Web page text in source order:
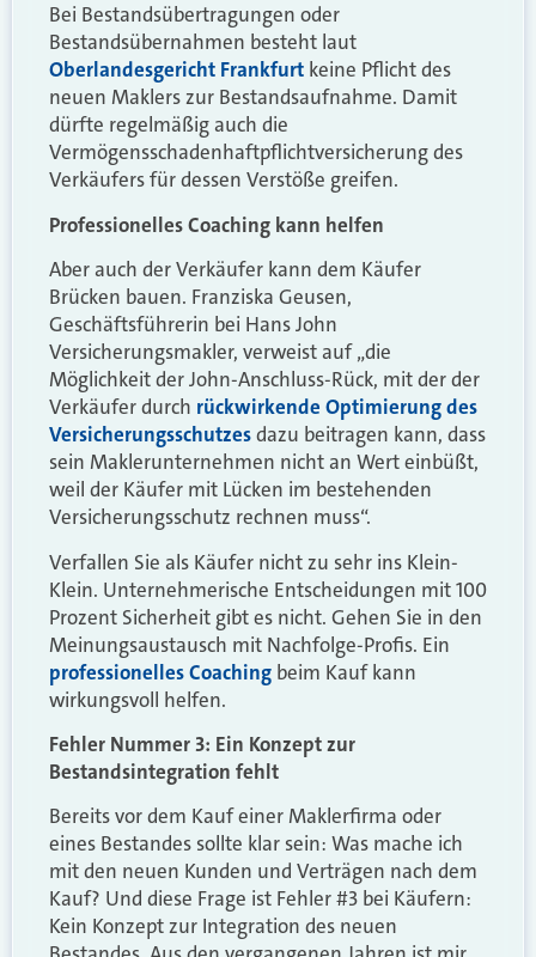
Bei Bestandsübertragungen oder
Bestandsübernahmen besteht laut
Oberlandesgericht Frankfurt keine Pflicht des
neuen Maklers zur Bestandsaufnahme. Damit
dürfte regelmäßig auch die
Vermögensschadenhaftpflichtversicherung des
Verkäufers für dessen Verstöße greifen.
Professionelles Coaching kann helfen
Aber auch der Verkäufer kann dem Käufer
Brücken bauen. Franziska Geusen,
Geschäftsführerin bei Hans John
Versicherungsmakler, verweist auf „die
Möglichkeit der John-Anschluss-Rück, mit der der
Verkäufer durch rückwirkende Optimierung des
Versicherungsschutzesdazu beitragen kann, dass
sein Maklerunternehmen nicht an Wert einbüßt,
weil der Käufer mit Lücken im bestehenden
Versicherungsschutz rechnen muss“.
Verfallen Sie als Käufer nicht zu sehr ins Klein-
Klein. Unternehmerische Entscheidungen mit 100
Prozent Sicherheit gibt es nicht. Gehen Sie in den
Meinungsaustausch mit Nachfolge-Profis. Ein
professionelles Coaching beim Kauf kann
wirkungsvoll helfen.
Fehler Nummer 3: Ein Konzept zur
Bestandsintegration fehlt
Bereits vor dem Kauf einer Maklerfirma oder
eines Bestandes sollte klar sein: Was mache ich
mit den neuen Kunden und Verträgen nach dem
Kauf? Und diese Frage ist Fehler #3 bei Käufern:
Kein Konzept zur Integration des neuen